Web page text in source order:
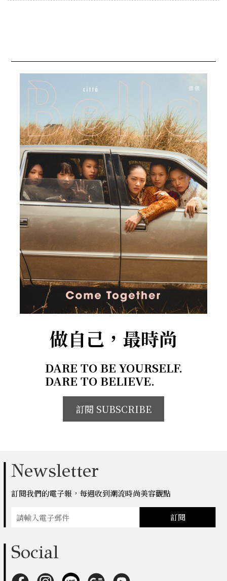
做自己，最時尚
DARE TO BE YOURSELF.
DARE TO BELIEVE.
訂閱 SUBSCRIBE
Newsletter
訂閱我們的電子報，每週收到潮流時尚美容觀點
訂閱
Social